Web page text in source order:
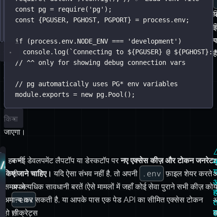
# Run in terminal:
[ "$(grep '^.env ' .gitignore)" == "" ] && echo
'
क्वेरी
करने
इसका
उपयोग
किया
जाएगा।
const pg = require( ' pg' );
const {PGUSER, PGHOST, PGPORT} = process.env;
if (process.env. NODE_ENV === ' development ' )
console. log( `Connecting to ${PGUSER} @ ${PGHOST} :
// ^^ only for showing debug connection vars
// pg automatically uses PG* env variables
module. exports = new pg. Pool ();
api/users.js
कभी
भी
अपने
.env
सीक्रेट्स
* हर नई डेवलपमेंट लैपटॉप या डेस्कटॉप परनए एक्सेस कीज़ और टोकन जनरेट
किए जाने चाहिए। यदि ऐसा संभव नहीं है, तो अपनी .env फ़ाइल शेयर करते
समय अत्यधिक सावधानी बरतें (ऐसे मामलों में जहाँ कोई सेवा पुराने सभी कीज़ को
अमान्य कर सकती है, या आपके पास एक पेड API का सीमित एक्सेस टोकन
हो।)